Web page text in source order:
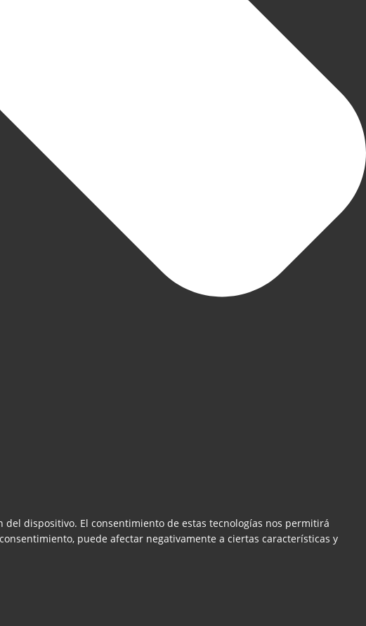
dispositivo. El consentimiento de estas tecnologías nos permitirá
puede afectar negativamente a ciertas características y